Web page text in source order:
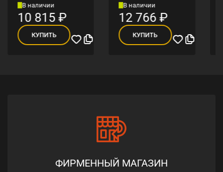
В наличии
10 815₽
КУПИТЬ
В наличии
12 766₽
КУПИТЬ
ФИРМЕННЫЙ МАГАЗИН